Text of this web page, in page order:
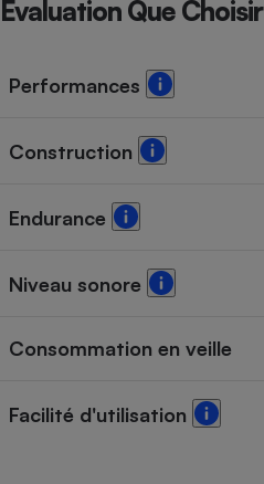
Évaluation Que Choisir
Performances
Construction
Endurance
Niveau sonore
Consommation en veille
Facilité d'utilisation